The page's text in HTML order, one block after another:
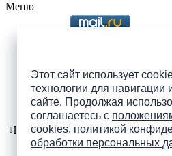
Этот сайт использует
технологии для навигации
сайте. Продолжая
соглашаетесь с
cookies, политикой
обработки персональных
Меню
Подпишись на группы
ПАИ в соцсетях!